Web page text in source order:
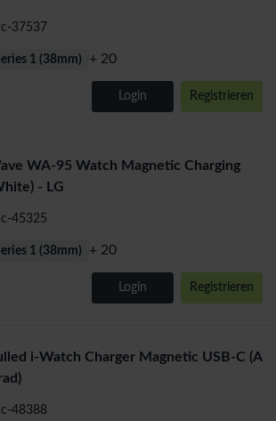
37537
1 (38mm) + 20
Login Registrieren
WA-95 Watch Magnetic Charging
- LG
45325
1 (38mm) + 20
Login Registrieren
i-Watch Charger Magnetic USB-C (A
48388